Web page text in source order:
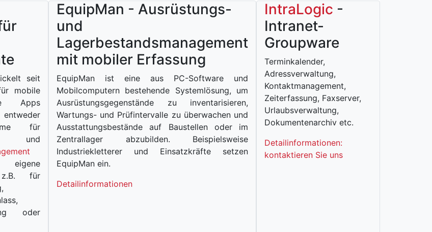
seit
mobile
Apps
für
z.B. für
oder
EquipMan - Ausrüstungs-
und
Lagerbestandsmanagement
mit mobiler Erfassung
EquipMan ist eine aus PC-Software und
Mobilcomputern bestehende Systemlösung, um
Ausrüstungsgegenstände zu inventarisieren,
Wartungs- und Prüfintervalle zu überwachen und
Ausstattungsbestände auf Baustellen oder im
Zentrallager abzubilden. Beispielsweise
Industriekletterer und Einsatzkräfte setzen
EquipMan ein.
Detailinformationen
IntraLogic -
Intranet-
Groupware
Terminkalender,
Adressverwaltung,
Kontaktmanagement,
Zeiterfassung, Faxserver,
Urlaubsverwaltung,
Dokumentenarchiv etc.
Detailinformationen:
kontaktieren Sie uns